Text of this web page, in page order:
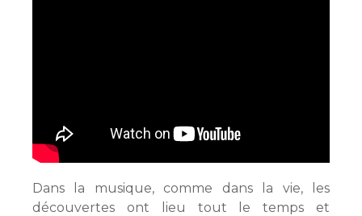
Dans la musique, comme dans la vie, les
découvertes ont lieu tout le temps et